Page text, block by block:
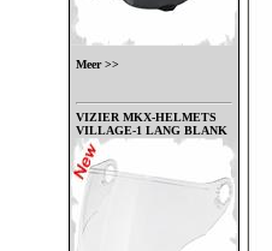
Meer >>
VIZIER MKX-HELMETS
VILLAGE-1 LANG BLANK